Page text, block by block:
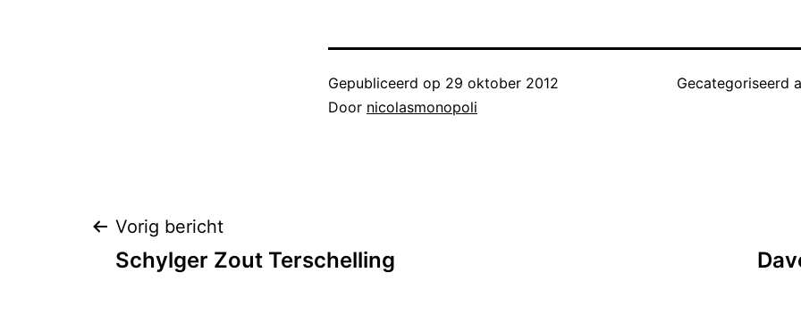
Gepubliceerd op 29 oktober 2012
Door nicolasmonopoli
Gecategoriseerd
Bericht
Vorig bericht
Schylger Zout Terschelling